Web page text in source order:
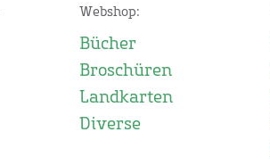
Webshop:
Bücher
Broschüren
Landkarten
Diverse